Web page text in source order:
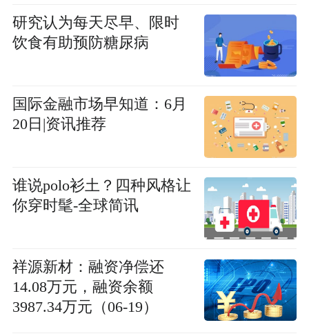
研究认为每天尽早、限时
饮食有助预防糖尿病
国际金融市场早知道：6月
20日|资讯推荐
谁说polo衫土？四种风格让
你穿时髦-全球简讯
祥源新材：融资净偿还
14.08万元，融资余额
3987.34万元（06-19）